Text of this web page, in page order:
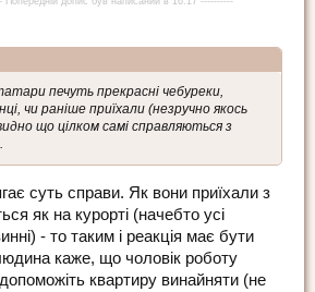
печуть прекрасні чебуреки,
чи раніше приїхали (незручно якось
що цілком самі справляються з
суть справи. Як вони приїхали з
як на курорті (начебто усі
- то таким і реакція має бути
каже, що чоловік роботу
квартиру винайняти (не